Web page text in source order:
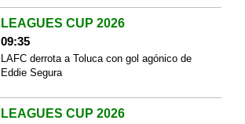
LEAGUES CUP 2026
09:35
LAFC derrota a Toluca con gol agónico de
Eddie Segura
LEAGUES CUP 2026